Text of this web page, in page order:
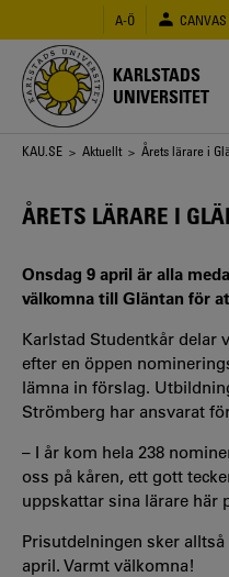
huvudinnehåll
A-Ö CANVAS
KARLSTADS
UNIVERSITET
Länkstig
KAU.SE > Aktuellt > Årets lärare i
ÅRETS LÄRARE I
Onsdag 9 april är alla
välkomna till Gläntan för
Karlstad Studentkår delar
efter en öppen
lämna in förslag.
Strömberg har ansvarat
– I år kom hela 238
oss på kåren, ett gott
uppskattar sina lärare här
Prisutdelningen sker
april. Varmt välkomna!